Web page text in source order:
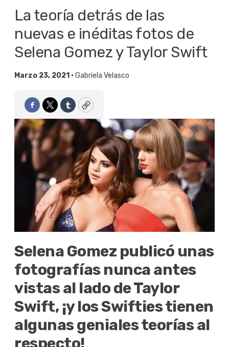
La teoría detrás de las
nuevas e inéditas fotos de
Selena Gomez y Taylor Swift
Marzo 23, 2021 • Gabriela Velasco
Facebook
TwitterTumblrCopy
Selena Gomez publicó unas
fotografías nunca antes
vistas al lado de Taylor
Swift, ¡y los Swifties tienen
algunas geniales teorías al
respecto!